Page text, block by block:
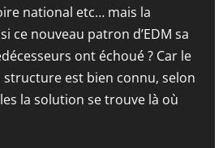
national etc… mais la
ce nouveau patron d’EDM sa
ont échoué ? Car le
est bien connu, selon
la solution se trouve là où